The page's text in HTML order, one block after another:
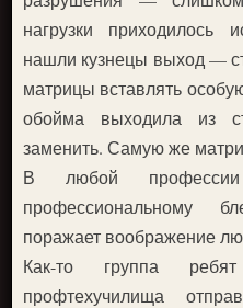
нагрузки приходилось
нашли кузнецы выход —
матрицы вставлять
обойма выходила из
заменить. Самую же
В любой
профессиональному
поражает воображение
Как-то группа ребят
профтехучилища